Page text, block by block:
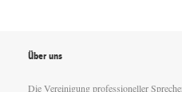
Über uns
Die Vereinigung professioneller